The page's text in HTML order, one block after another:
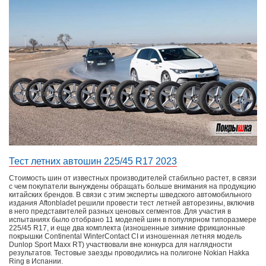
Тест летних автошин 225/45 R17 2023
Стоимость шин от известных производителей стабильно растет, в связи
с чем покупатели вынуждены обращать больше внимания на продукцию
китайских брендов. В связи с этим эксперты шведского автомобильного
издания Aftonbladet решили провести тест летней авторезины, включив
в него представителей разных ценовых сегментов. Для участия в
испытаниях было отобрано 11 моделей шин в популярном типоразмере
225/45 R17, и еще два комплекта (изношенные зимние фрикционные
покрышки Continental WinterContact CI и изношенная летняя модель
Dunlop Sport Maxx RT) участвовали вне конкурса для наглядности
результатов. Тестовые заезды проводились на полигоне Nokian Hakka
Ring в Испании.